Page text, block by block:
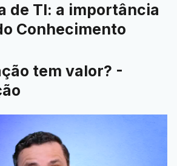
de TI: a importância
Conhecimento
tem valor? -